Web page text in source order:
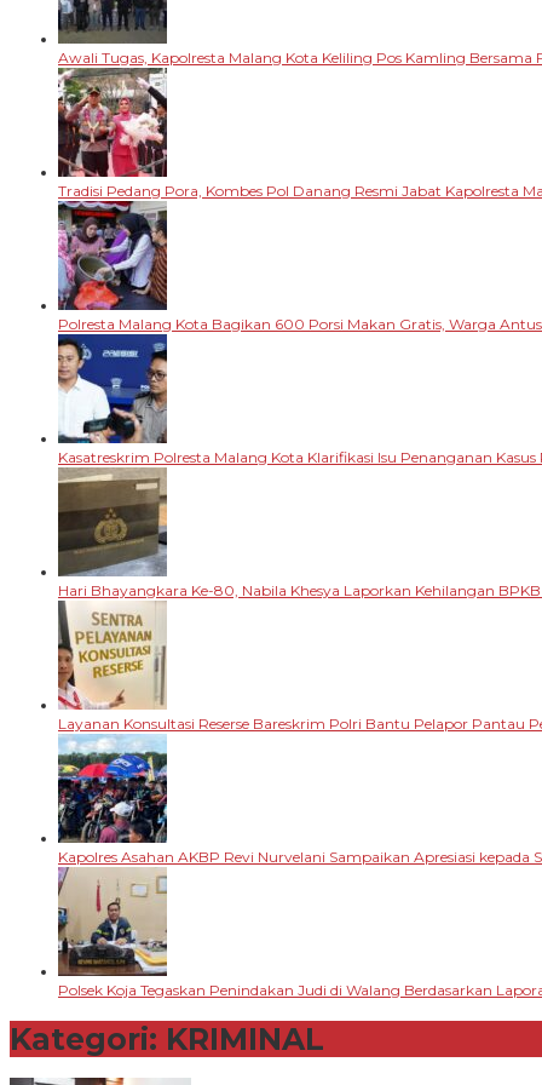
Awali Tugas, Kapolresta Malang Kota Keliling Pos Kamling Bersama
Tradisi Pedang Pora, Kombes Pol Danang Resmi Jabat Kapolresta
Polresta Malang Kota Bagikan 600 Porsi Makan Gratis, Warga
Kasatreskrim Polresta Malang Kota Klarifikasi Isu Penanganan
Hari Bhayangkara Ke-80, Nabila Khesya Laporkan Kehilangan
Layanan Konsultasi Reserse Bareskrim Polri Bantu Pelapor Pantau
Kapolres Asahan AKBP Revi Nurvelani Sampaikan Apresiasi kepada
Polsek Koja Tegaskan Penindakan Judi di Walang Berdasarkan
Kategori: KRIMINAL